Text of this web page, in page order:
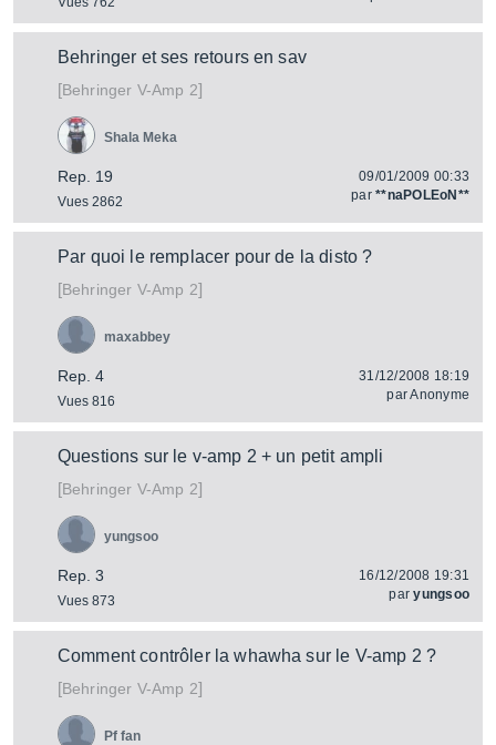
Behringer et ses retours en sav
[Behringer V-Amp 2]
Rep. 19
Vues 2862
Shala Meka
09/01/2009 00:33
par**naPOLEoN**
Par quoi le remplacer pour de la disto ?
[Behringer V-Amp 2]
Rep. 4
Vues 816
maxabbey
31/12/2008 18:19
parAnonyme
Questions sur le v-amp 2 + un petit ampli
[Behringer V-Amp 2]
Rep. 3
Vues 873
yungsoo
16/12/2008 19:31
paryungsoo
Comment contrôler la whawha sur le V-amp 2 ?
[Behringer V-Amp 2]
Pf fan